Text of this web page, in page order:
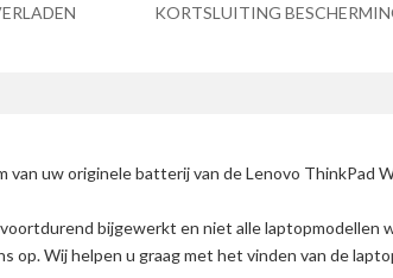
KORTSLUITING
uw originele batterij van de Lenovo ThinkPad
bijgewerkt en niet alle laptopmodellen
op. Wij helpen u graag met het vinden van de